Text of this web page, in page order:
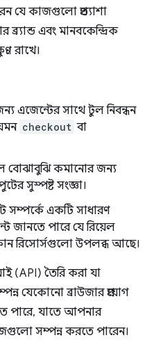
যে কাজগুলো প্রত্যাশা
এবং মানবকেন্দ্রিক
রাখে।
এজেন্টের সাথে টুল নিবন্ধন
checkout বা
ভুল বোঝাবুঝি কমানোর জন্য
সুস্পষ্ট সংজ্ঞা।
সম্পর্কে একটি সাধারণ
জানতে পারে যে রিয়েল
রিসোর্সগুলো উপলব্ধ আছে।
(API) তৈরি করা যা
যেকোনো ব্রাউজার প্রয়োগ
পারে, যাতে আপনার
সম্পন্ন করতে পারেন।